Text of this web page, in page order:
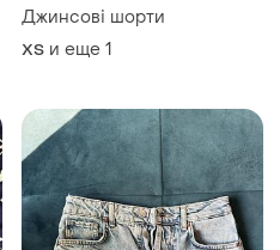
Джинсові шорти
ХS и еще 1